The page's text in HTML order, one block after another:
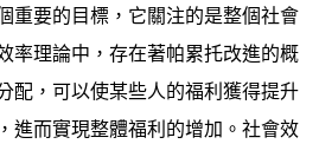
重要的目標，它關注的是整個社會
率理論中，存在著帕累托改進的概
配，可以使某些人的福利獲得提升
進而實現整體福利的增加。社會效